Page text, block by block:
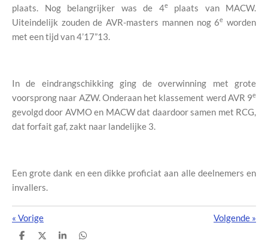
plaats. Nog belangrijker was de 4eplaats van MACW.
Uiteindelijk zouden de AVR-masters mannen nog 6e worden
met een tijd van 4’17”13.
In de eindrangschikking ging de overwinning met grote
voorsprong naar AZW. Onderaan het klassement werd AVR 9e
gevolgd door AVMO en MACW dat daardoor samen met RCG,
dat forfait gaf, zakt naar landelijke 3.
Een grote dank en een dikke proficiat aan alle deelnemers en
invallers.
« Vorige Volgende »
D
D
S
D